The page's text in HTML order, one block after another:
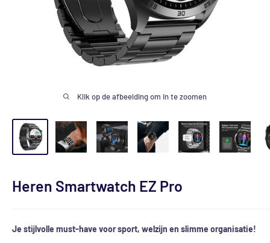
Klik op de afbeelding om in te zoomen
Heren Smartwatch EZ Pro
Je stijlvolle must-have voor sport, welzijn en slimme organisatie!